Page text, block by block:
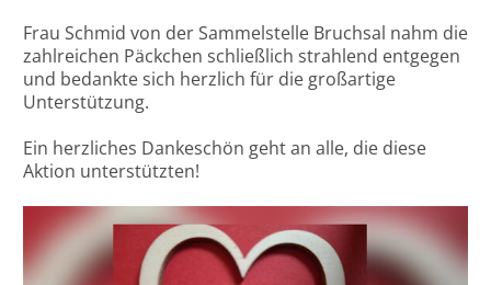
Frau Schmid von der Sammelstelle Bruchsal nahm die
zahlreichen Päckchen schließlich strahlend entgegen
und bedankte sich herzlich für die großartige
Unterstützung.
Ein herzliches Dankeschön geht an alle, die diese
Aktion unterstützten!